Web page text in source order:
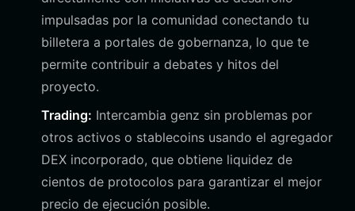
impulsadas por la comunidad conectando tu
billetera a portales de gobernanza, lo que te
permite contribuir a debates y hitos del
proyecto.
Trading: Intercambia genz sin problemas por
otros activos o stablecoins usando el agregador
DEX incorporado, que obtiene liquidez de
cientos de protocolos para garantizar el mejor
precio de ejecución posible.